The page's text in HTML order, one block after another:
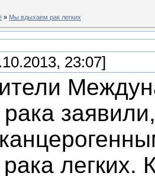
» Мы вдыхаем рак легких
23:07]
легких.